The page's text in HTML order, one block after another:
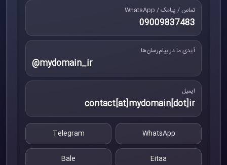
تماس / پیامک / WhatsApp
09009837483
آیدی ما در پیام‌رسان‌ها
@mydomain_ir
ایمیل
contact[at]mydomain[dot]ir
WhatsApp
Telegram
Eitaa
Bale